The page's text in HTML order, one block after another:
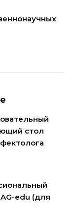
стол
edu (для